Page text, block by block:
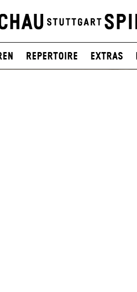
Repertoire Extras